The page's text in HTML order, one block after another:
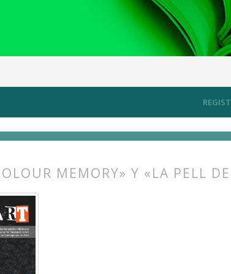
energía, conectividad Artículos
MEMORY» Y «LA PELL